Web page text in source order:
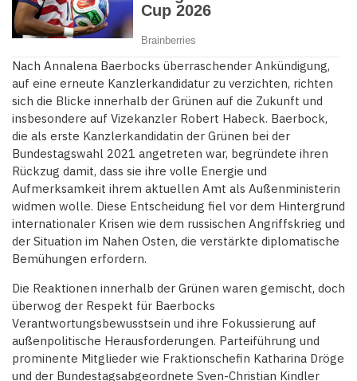
Nach Annalena Baerbocks überraschender Ankündigung,
auf eine erneute Kanzlerkandidatur zu verzichten, richten
sich die Blicke innerhalb der Grünen auf die Zukunft und
insbesondere auf Vizekanzler Robert Habeck. Baerbock,
die als erste Kanzlerkandidatin der Grünen bei der
Bundestagswahl 2021 angetreten war, begründete ihren
Rückzug damit, dass sie ihre volle Energie und
Aufmerksamkeit ihrem aktuellen Amt als Außenministerin
widmen wolle. Diese Entscheidung fiel vor dem Hintergrund
internationaler Krisen wie dem russischen Angriffskrieg und
der Situation im Nahen Osten, die verstärkte diplomatische
Bemühungen erfordern.
Die Reaktionen innerhalb der Grünen waren gemischt, doch
überwog der Respekt für Baerbocks
Verantwortungsbewusstsein und ihre Fokussierung auf
außenpolitische Herausforderungen. Parteiführung und
prominente Mitglieder wie Fraktionschefin Katharina Dröge
und der Bundestagsabgeordnete Sven-Christian Kindler